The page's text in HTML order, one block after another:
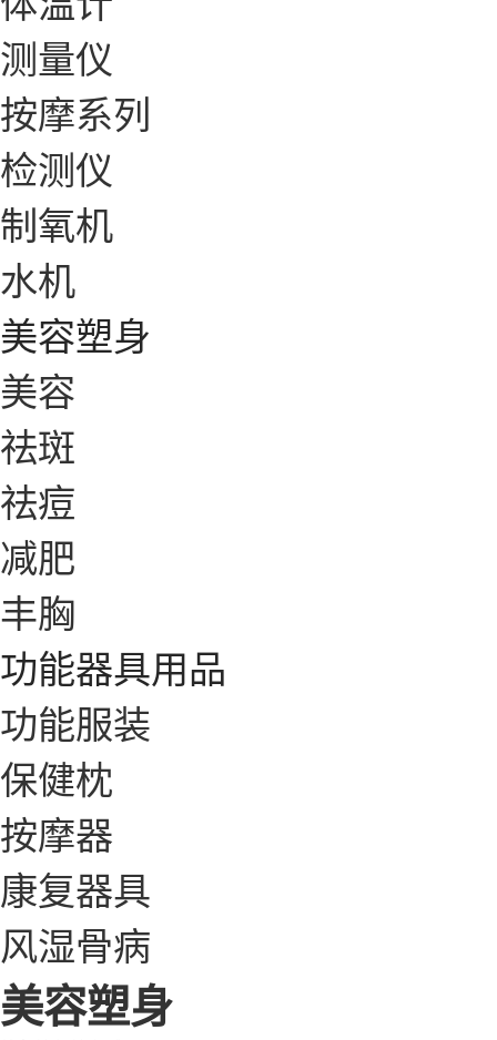
测量仪
按摩系列
检测仪
制氧机
水机
美容塑身
美容
祛斑
祛痘
减肥
丰胸
功能器具用品
功能服装
保健枕
按摩器
康复器具
风湿骨病
美容塑身